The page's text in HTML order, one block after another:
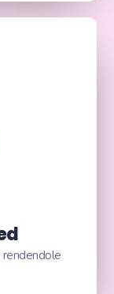
rendendole